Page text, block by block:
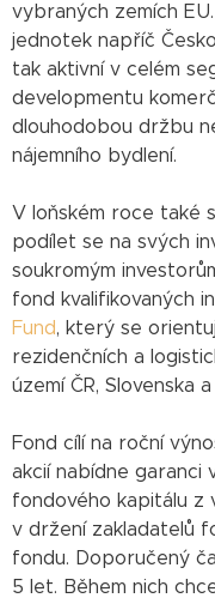
vybraných zemích
jednotek napříč
tak aktivní v celém
developmentu
dlouhodobou držbu
nájemního bydlení.
V loňském roce také
podílet se na svých
soukromým
fond kvalifikovaných
Fund, který se
rezidenčních a
území ČR, Slovenska a
Fond cílí na roční
akcií nabídne garanci
fondového kapitálu z
v držení zakladatelů
fondu. Doporučený
5 let. Během nich